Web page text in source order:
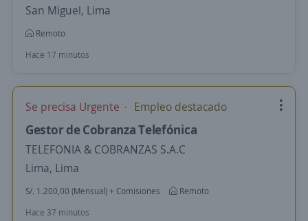
San Miguel, Lima
Remoto
Hace 17 minutos
Se precisa Urgente Empleo destacado
Gestor de Cobranza Telefónica
TELEFONIA & COBRANZAS S.A.C
Lima, Lima
S/. 1.200,00 (Mensual) + Comisiones
Remoto
Hace 37 minutos